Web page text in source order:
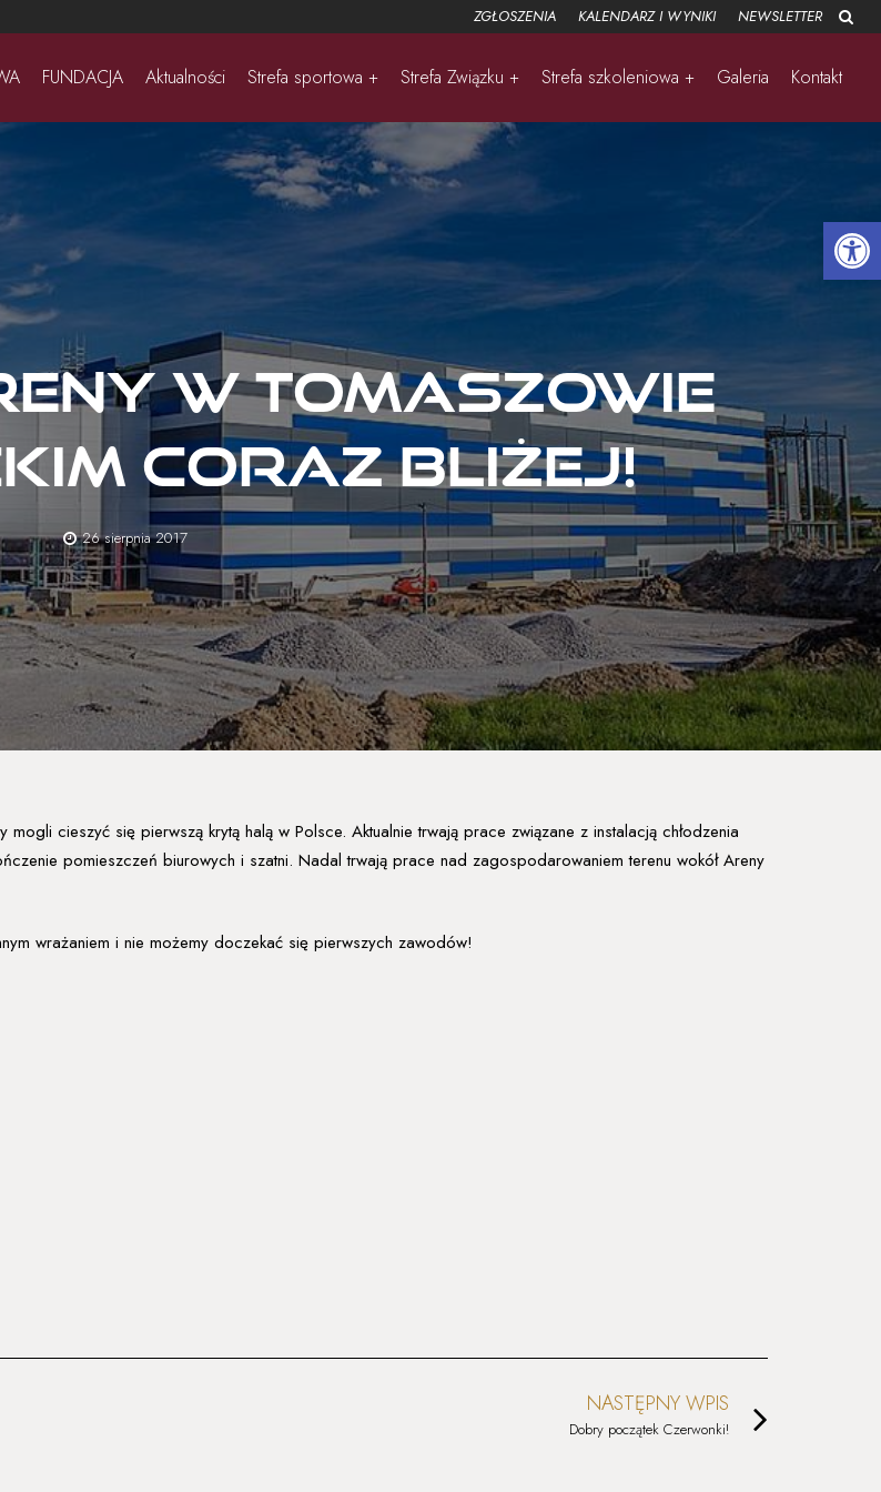
ZGŁOSZENIA KALENDARZ I WYNIKI NEWSLETTER
FUNDACJA Aktualności Strefa sportowa + Strefa Związku + Strefa szkoleniowa + Galeria Kontakt
w Tomaszowie
coraz bliżej!
26 sierpnia 2017
cieszyć się pierwszą krytą halą w Polsce. Aktualnie trwają prace związane z instalacją chłodzenia
pomieszczeń biurowych i szatni. Nadal trwają prace nad zagospodarowaniem terenu wokół Areny
wrażaniem i nie możemy doczekać się pierwszych zawodów!
NASTĘPNY WPIS
Dobry początek Czerwonki!